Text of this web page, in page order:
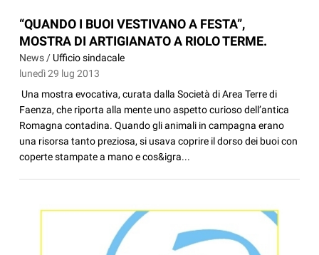
“QUANDO I BUOI VESTIVANO A FESTA”,
MOSTRA DI ARTIGIANATO A RIOLO TERME.
News / Ufficio sindacale
lunedì 29 lug 2013
Una mostra evocativa, curata dalla Società di Area Terre di
Faenza, che riporta alla mente uno aspetto curioso dell’antica
Romagna contadina. Quando gli animali in campagna erano
una risorsa tanto preziosa, si usava coprire il dorso dei buoi con
coperte stampate a mano e cos&igra...